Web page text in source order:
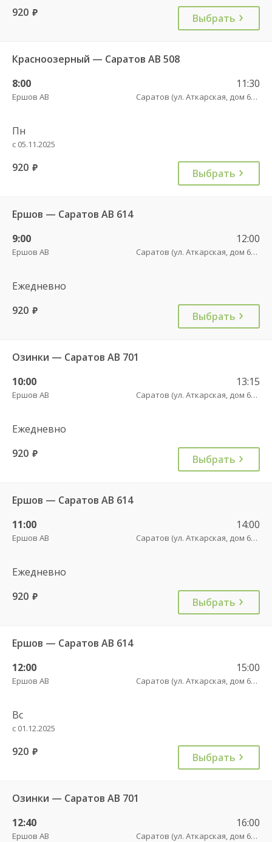
920 руб. Выбрать
Красноозерный — Саратов АВ 508
8:00
Ершов АВ
11:30
Саратов (ул. Аткарская, дом 66 А)
Пн
с 05.11.2025
920 руб. Выбрать
Ершов — Саратов АВ 614
9:00
Ершов АВ
12:00
Саратов (ул. Аткарская, дом 66 А)
Ежедневно
920 руб. Выбрать
Озинки — Саратов АВ 701
10:00
Ершов АВ
13:15
Саратов (ул. Аткарская, дом 66 А)
Ежедневно
920 руб. Выбрать
Ершов — Саратов АВ 614
11:00
Ершов АВ
14:00
Саратов (ул. Аткарская, дом 66 А)
Ежедневно
920 руб. Выбрать
Ершов — Саратов АВ 614
12:00
Ершов АВ
15:00
Саратов (ул. Аткарская, дом 66 А)
Вс
с 01.12.2025
920 руб. Выбрать
Озинки — Саратов АВ 701
12:40
Ершов АВ
16:00
Саратов (ул. Аткарская, дом 66 А)